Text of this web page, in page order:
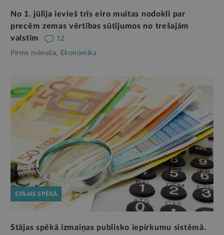
No 1. jūlija ievieš trīs eiro muitas nodokli par
precēm zemas vērtības sūtījumos no trešajām
valstīm
12
Pirms mēneša, Ekonomika
STĀJAS SPĒKĀ
Stājas spēkā izmaiņas publisko iepirkumu sistēmā.